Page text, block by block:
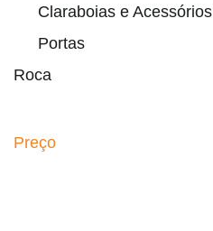
Claraboias e Acessórios
Portas
Roca
Preço